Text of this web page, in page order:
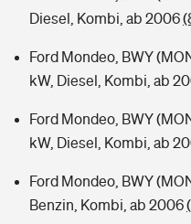
Diesel, Kombi, ab 2006
Ford Mondeo, BWY
kW, Diesel, Kombi, ab
Ford Mondeo, BWY
kW, Diesel, Kombi, ab
Ford Mondeo, BWY
Benzin, Kombi, ab 2006